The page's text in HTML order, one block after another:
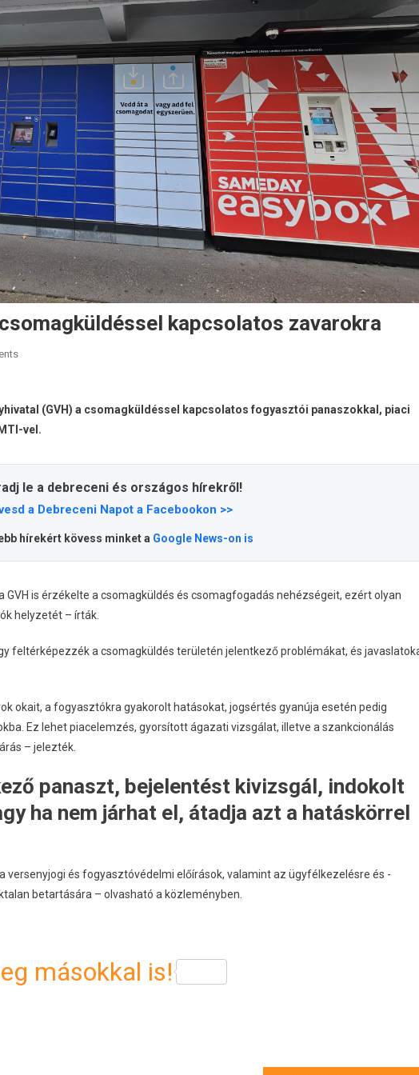
kapcsolatos zavarokra
(GVH) a csomagküldéssel kapcsolatos fogyasztói panaszokkal, piaci
vel.
le a debreceni és országos hírekről!
a Debreceni Napot a Facebookon >>
hírekért kövess minket a Google News-on is
GVH is érzékelte a csomagküldés és csomagfogadás nehézségeit, ezért olyan
helyzetét – írták.
feltérképezzék a csomagküldés területén jelentkező problémákat, és
okait, a fogyasztókra gyakorolt hatásokat, jogsértés gyanúja esetén pedig
Ez lehet piacelemzés, gyorsított ágazati vizsgálat, illetve a szankcionálás
– jelezték.
panaszt, bejelentést kivizsgál, indokolt
ha nem járhat el, átadja azt a hatáskörrel
versenyjogi és fogyasztóvédelmi előírások, valamint az ügyfélkezelésre és -
betartására – olvasható a közleményben.
másokkal is!